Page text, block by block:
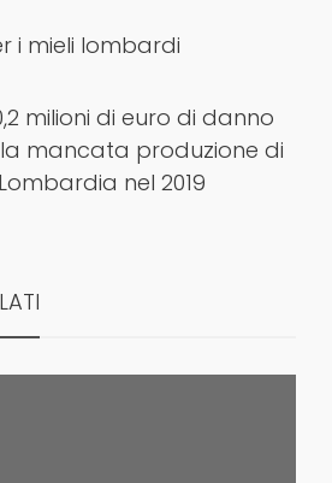
i mieli lombardi
milioni di euro di danno
mancata produzione di
nel 2019